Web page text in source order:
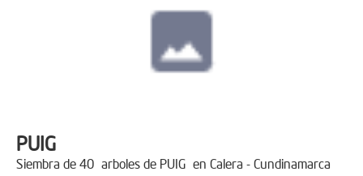
PUIG
Siembra de 40 arboles de PUIG en Calera - Cundinamarca